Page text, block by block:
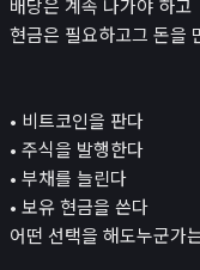
배당은 계속 나가야 하고
현금은 필요하고그 돈을
• 비트코인을 판다
• 주식을 발행한다
• 부채를 늘린다
• 보유 현금을 쓴다
어떤 선택을 해도누군가